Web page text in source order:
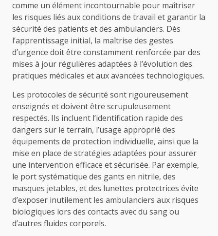
comme un élément incontournable pour maîtriser
les risques liés aux conditions de travail et garantir la
sécurité des patients et des ambulanciers. Dès
l’apprentissage initial, la maîtrise des gestes
d’urgence doit être constamment renforcée par des
mises à jour régulières adaptées à l’évolution des
pratiques médicales et aux avancées technologiques.
Les protocoles de sécurité sont rigoureusement
enseignés et doivent être scrupuleusement
respectés. Ils incluent l’identification rapide des
dangers sur le terrain, l’usage approprié des
équipements de protection individuelle, ainsi que la
mise en place de stratégies adaptées pour assurer
une intervention efficace et sécurisée. Par exemple,
le port systématique des gants en nitrile, des
masques jetables, et des lunettes protectrices évite
d’exposer inutilement les ambulanciers aux risques
biologiques lors des contacts avec du sang ou
d’autres fluides corporels.